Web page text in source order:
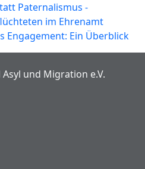
Paternalismus -
im Ehrenamt
Engagement: Ein Überblick
und Migration e.V.